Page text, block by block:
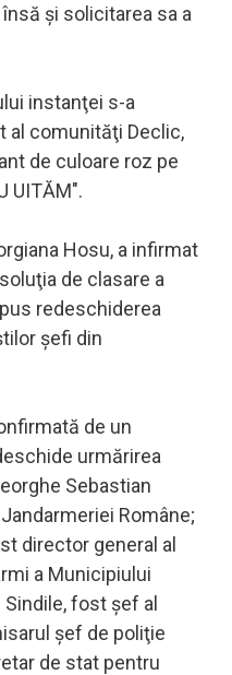
şi solicitarea sa a
instanţei s-a
al comunităţi Declic,
de culoare roz pe
UITĂM".
Hosu, a infirmat
de clasare a
redeschiderea
şefi din
de un
urmărirea
Sebastian
Române;
director general al
a Municipiului
fost şef al
şef de poliţie
de stat pentru